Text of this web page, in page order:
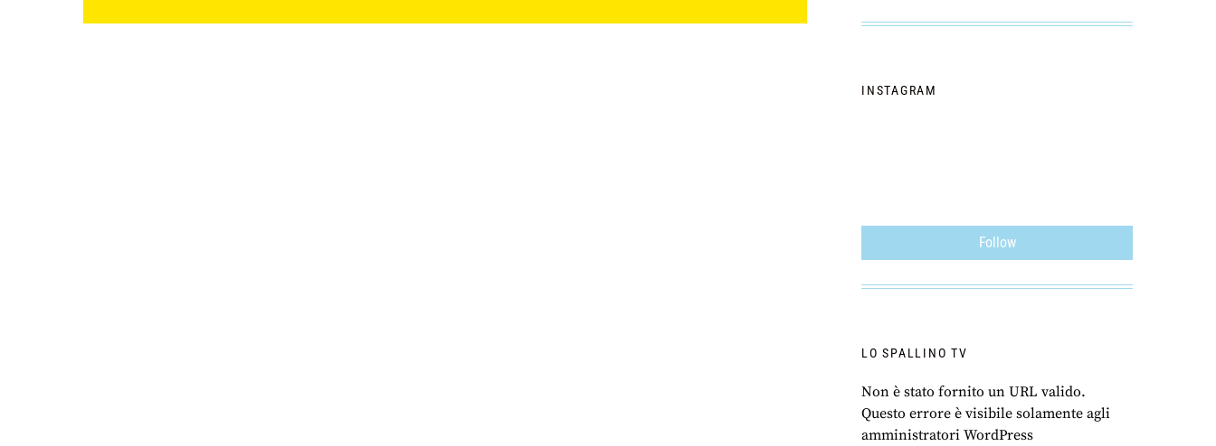
INSTAGRAM
Follow
LO SPALLINO TV
Non è stato fornito un URL valido.
Questo errore è visibile solamente agli
amministratori WordPress